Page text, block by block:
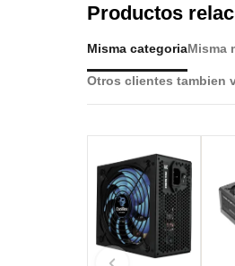
Productos
Misma categoriaMisma
Otros clientes tambien